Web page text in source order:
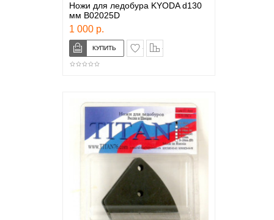
Ножи для ледобура KYODA d130
мм B02025D
1 000 р.
в закладки